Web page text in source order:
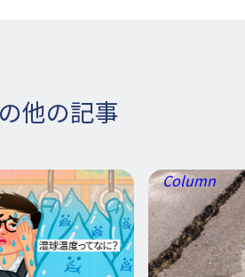
他の記事
Column